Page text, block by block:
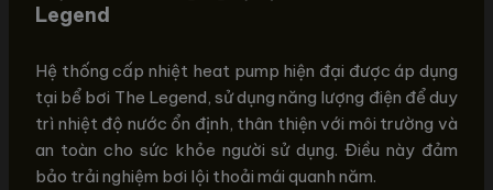
Legend
Hệ thống cấp nhiệt heat pump hiện đại được áp dụng
tại bể bơi The Legend, sử dụng năng lượng điện để duy
trì nhiệt độ nước ổn định, thân thiện với môi trường và
an toàn cho sức khỏe người sử dụng. Điều này đảm
bảo trải nghiệm bơi lội thoải mái quanh năm.